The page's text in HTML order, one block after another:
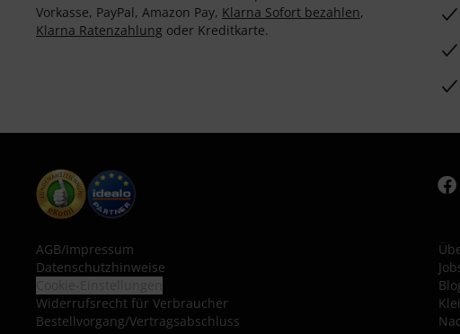
Vorkasse, PayPal, Amazon Pay, Klarna Sofort bezahlen,
Klarna Ratenzahlung oder Kreditkarte.
AGB/Impressum
Datenschutzhinweise
Widerrufsrecht für Verbraucher
Bestellvorgang/Vertragsabschluss